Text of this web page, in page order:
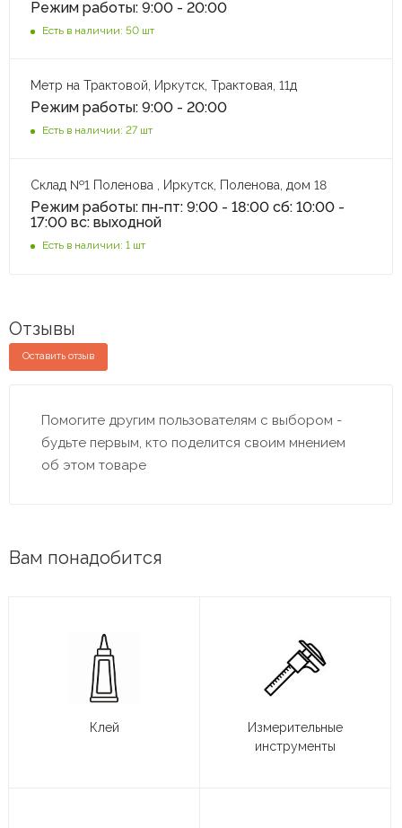
Режим работы: 9:00 - 20:00
Есть в наличии: 50 шт
Метр на Трактовой, Иркутск, Трактовая, 11д
Режим работы: 9:00 - 20:00
Есть в наличии: 27 шт
Склад №1 Поленова , Иркутск, Поленова, дом 18
Режим работы: пн-пт: 9:00 - 18:00 сб: 10:00 -
17:00 вс: выходной
Есть в наличии: 1 шт
Отзывы
Оставить отзыв
Помогите другим пользователям с выбором -
будьте первым, кто поделится своим мнением
об этом товаре
Вам понадобится
Клей
Измерительные
инструменты